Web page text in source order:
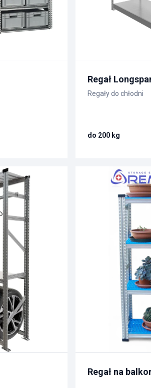
Regał
Regały do chłodni
do 200 kg
Regał na